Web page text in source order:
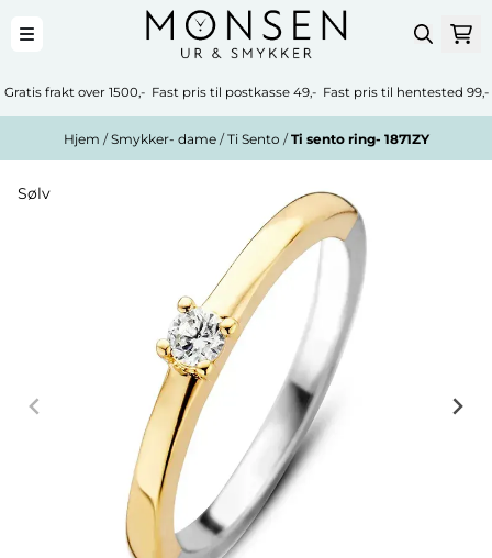
Gratis frakt over 1500,- Fast pris til postkasse 49,- Fast pris til hentested 99,-
Hjem /Smykker- dame /Ti Sento /Ti sento ring- 1871ZY
Sølv